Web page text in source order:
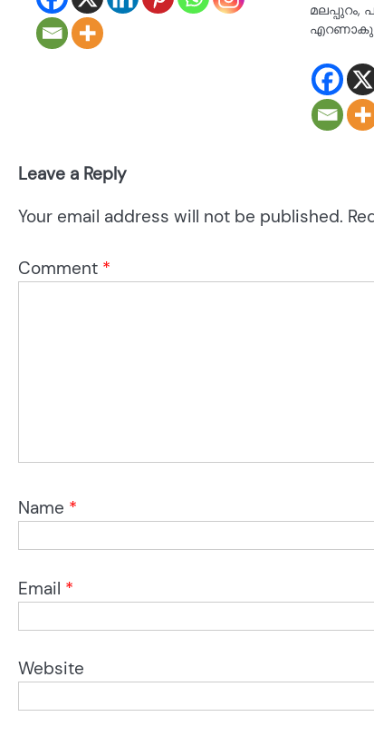
മലപ്പുറം,
Leave a Reply
Your email address will not be published.
Comment *
Name *
Email *
Website